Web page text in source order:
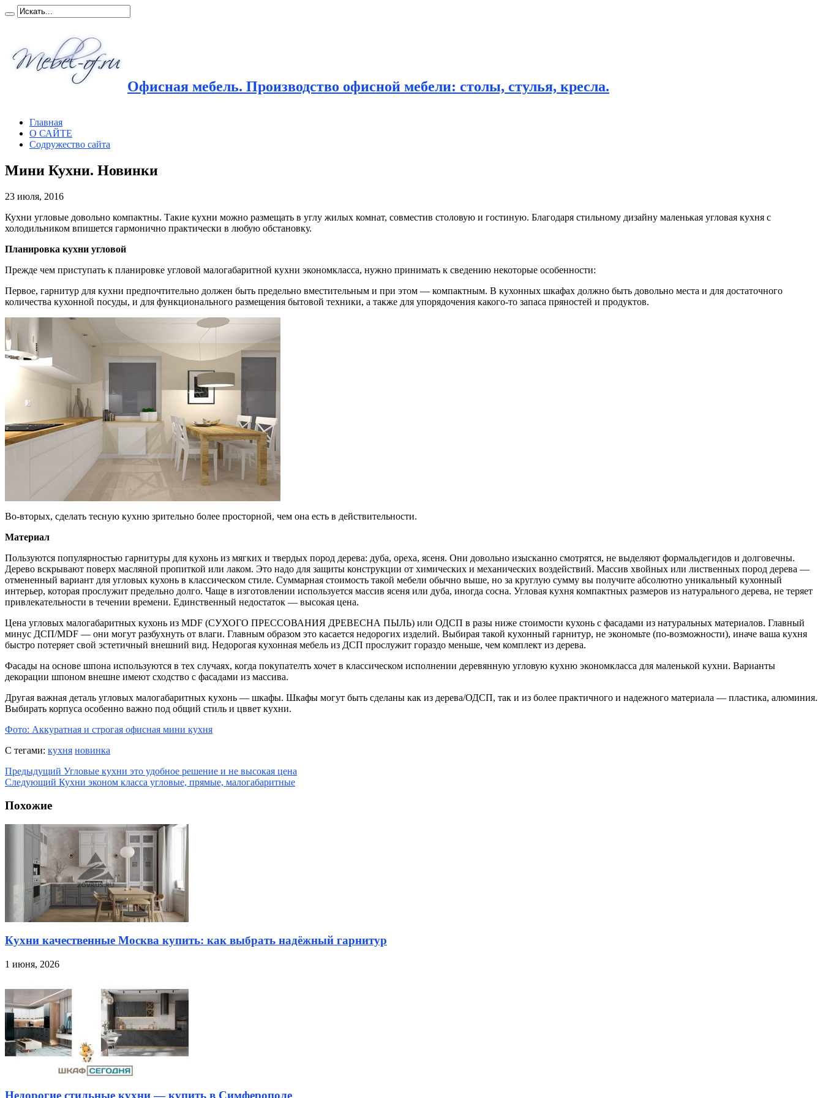
Офисная мебель. Производство офисной мебели: столы, стулья, кресла.
Главная
О САЙТЕ
Содружество сайта
Мини Кухни. Новинки
23 июля, 2016
Кухни угловые довольно компактны. Такие кухни можно размещать в углу жилых комнат, совместив столовую и гостиную. Благодаря стильному дизайну маленькая угловая кухня с
холодильником впишется гармонично практически в любую обстановку.
Планировка кухни угловой
Прежде чем приступать к планировке угловой малогабаритной кухни экономкласса, нужно принимать к сведению некоторые особенности:
Первое, гарнитур для кухни предпочтительно должен быть предельно вместительным и при этом — компактным. В кухонных шкафах должно быть довольно места и для достаточного
количества кухонной посуды, и для функционального размещения бытовой техники, а также для упорядочения какого-то запаса пряностей и продуктов.
Во-вторых, сделать тесную кухню зрительно более просторной, чем она есть в действительности.
Материал
Пользуются популярностью гарнитуры для кухонь из мягких и твердых пород дерева: дуба, ореха, ясеня. Они довольно изысканно смотрятся, не выделяют формальдегидов и долговечны.
Дерево вскрывают поверх масляной пропиткой или лаком. Это надо для защиты конструкции от химических и механических воздействий. Массив хвойных или лиственных пород дерева —
отмененный вариант для угловых кухонь в классическом стиле. Суммарная стоимость такой мебели обычно выше, но за круглую сумму вы получите абсолютно уникальный кухонный
интерьер, которая прослужит предельно долго. Чаще в изготовлении используется массив ясеня или дуба, иногда сосна. Угловая кухня компактных размеров из натурального дерева, не теряет
привлекательности в течении времени. Единственный недостаток — высокая цена.
Цена угловых малогабаритных кухонь из MDF (СУХОГО ПРЕССОВАНИЯ ДРЕВЕСНА ПЫЛЬ) или ОДСП в разы ниже стоимости кухонь с фасадами из натуральных материалов. Главный
минус ДСП/MDF — они могут разбухнуть от влаги. Главным образом это касается недорогих изделий. Выбирая такой кухонный гарнитур, не экономьте (по-возможности), иначе ваша кухня
быстро потеряет свой эстетичный внешний вид. Недорогая кухонная мебель из ДСП прослужит гораздо меньше, чем комплект из дерева.
Фасады на основе шпона используются в тех случаях, когда покупателть хочет в классическом исполнении деревянную угловую кухню экономкласса для маленькой кухни. Варианты
декорации шпоном внешне имеют сходство с фасадами из массива.
Другая важная деталь угловых малогабаритных кухонь — шкафы. Шкафы могут быть сделаны как из дерева/ОДСП, так и из более практичного и надежного материала — пластика, алюминия.
Выбирать корпуса особенно важно под общий стиль и цввет кухни.
Фото: Аккуратная и строгая офисная мини кухня
С тегами: кухня новинка
Предыдущий Угловые кухни это удобное решение и не высокая цена
Следующий Кухни эконом класса угловые, прямые, малогабаритные
Похожие
Кухни качественные Москва купить: как выбрать надёжный гарнитур
1 июня, 2026
Недорогие стильные кухни — купить в Симферополе